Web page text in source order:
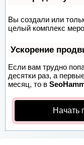
Вы создали или
целый комплекс
Ускорение
Если вам трудно
десятки раз, а
месяц, то в
Начать